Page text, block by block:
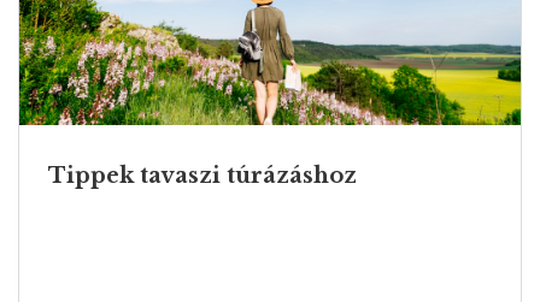
Tippek tavaszi túrázáshoz